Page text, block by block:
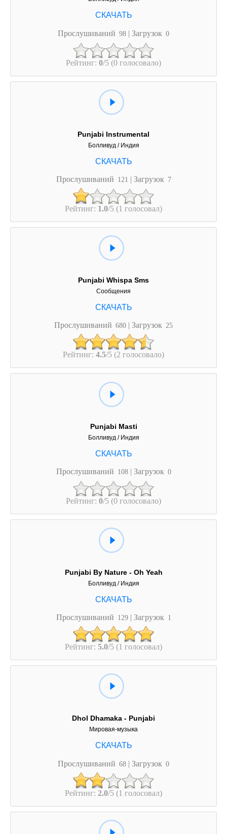
Прослушиваний 98 | Загрузок 0
Рейтинг: 0/5 (0 голосовало)
Punjabi Instrumental
Болливуд / Индия
Прослушиваний 121 | Загрузок 7
Рейтинг: 1.0/5 (1 голосовал)
Punjabi Whispa Sms
Сообщения
Прослушиваний 680 | Загрузок 25
Рейтинг: 4.5/5 (2 голосовало)
Punjabi Masti
Болливуд / Индия
Прослушиваний 108 | Загрузок 0
Рейтинг: 0/5 (0 голосовало)
Punjabi By Nature - Oh Yeah
Болливуд / Индия
Прослушиваний 129 | Загрузок 1
Рейтинг: 5.0/5 (1 голосовал)
Dhol Dhamaka - Punjabi
Мировая-музыка
Прослушиваний 68 | Загрузок 0
Рейтинг: 2.0/5 (1 голосовал)